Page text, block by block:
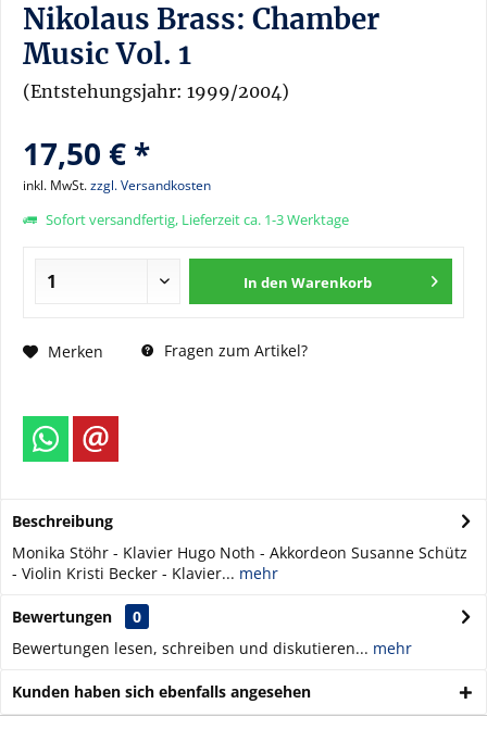
Nikolaus Brass: Chamber
Music Vol. 1
(Entstehungsjahr: 1999/2004)
17,50 € *
inkl. MwSt.zzgl. Versandkosten
Sofort versandfertig, Lieferzeit ca. 1-3 Werktage
In den Warenkorb
Merken Fragen zum Artikel?
Beschreibung
Monika Stöhr - Klavier Hugo Noth - Akkordeon Susanne Schütz
- Violin Kristi Becker - Klavier... mehr
Bewertungen
0
Bewertungen lesen, schreiben und diskutieren... mehr
Kunden haben sich ebenfalls angesehen